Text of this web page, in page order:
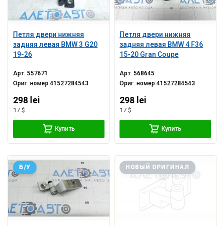
Петля двери нижняя
задняя левая BMW 3 G20
19-26
Арт.557671
Ориг. номер41527284543
298 lei
17 $
Купить
Петля двери нижняя
задняя левая BMW 4 F36
15-20 Gran Coupe
Арт.568645
Ориг. номер41527284543
298 lei
17 $
Купить
Б/У НОВЫЙ ОРИГИНАЛ